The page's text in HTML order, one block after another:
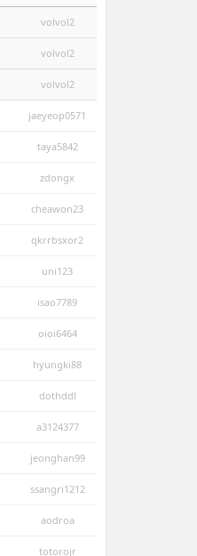
volvol2
volvol2
volvol2
jaeyeop0571
taya5842
zdongx
cheawon23
qkrrbsxor2
uni123
isao7789
oioi6464
hyungki88
dothddl
a3124377
jeonghan99
ssangri1212
aodroa
totorojr